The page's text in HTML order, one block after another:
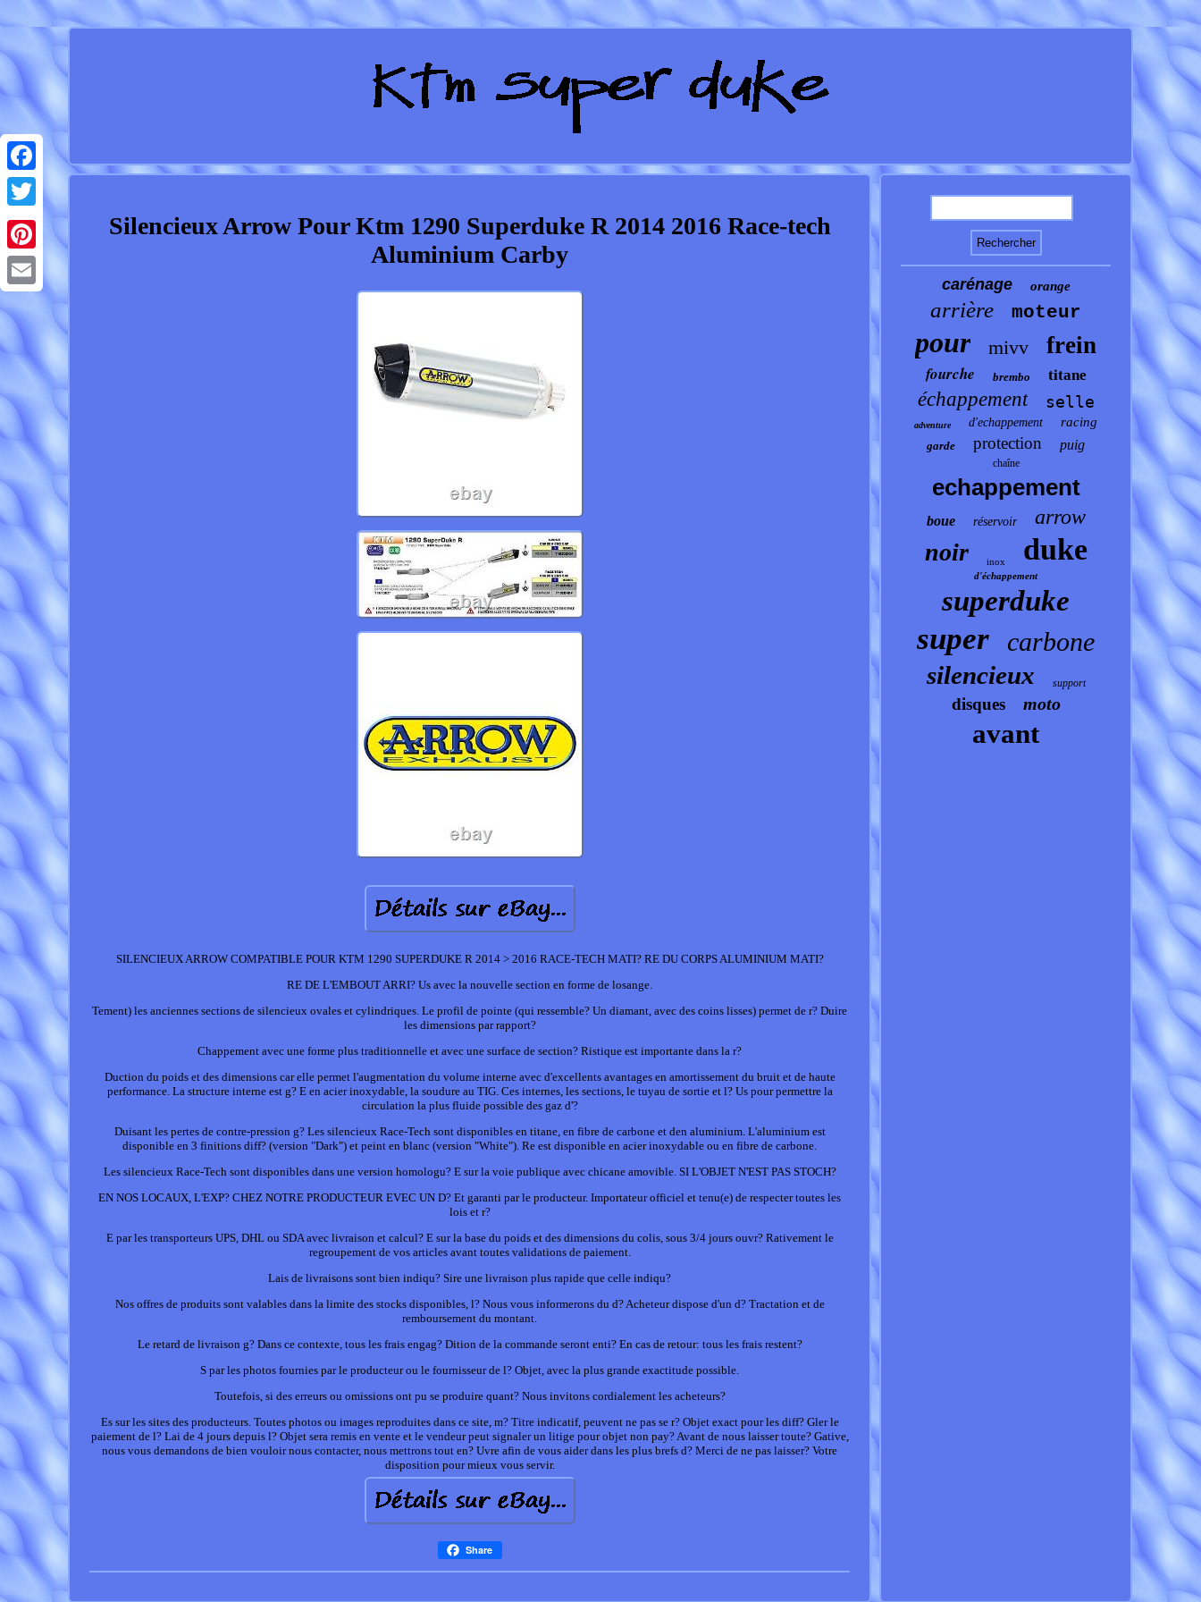
Facebook
Twitter
Pinterest
Email
Silencieux Arrow Pour Ktm 1290 Superduke R 2014 2016 Race-tech
Aluminium Carby
SILENCIEUX ARROW COMPATIBLE POUR KTM 1290 SUPERDUKE R 2014 > 2016 RACE-TECH MATI? RE DU CORPS ALUMINIUM MATI?
RE DE L'EMBOUT ARRI? Us avec la nouvelle section en forme de losange.
Tement) les anciennes sections de silencieux ovales et cylindriques. Le profil de pointe (qui ressemble? Un diamant, avec des coins lisses) permet de r? Duire
les dimensions par rapport?
Chappement avec une forme plus traditionnelle et avec une surface de section? Ristique est importante dans la r?
Duction du poids et des dimensions car elle permet l'augmentation du volume interne avec d'excellents avantages en amortissement du bruit et de haute
performance. La structure interne est g? E en acier inoxydable, la soudure au TIG. Ces internes, les sections, le tuyau de sortie et l? Us pour permettre la
circulation la plus fluide possible des gaz d'?
Duisant les pertes de contre-pression g? Les silencieux Race-Tech sont disponibles en titane, en fibre de carbone et den aluminium. L'aluminium est
disponible en 3 finitions diff? (version "Dark") et peint en blanc (version "White"). Re est disponible en acier inoxydable ou en fibre de carbone.
Les silencieux Race-Tech sont disponibles dans une version homologu? E sur la voie publique avec chicane amovible. SI L'OBJET N'EST PAS STOCH?
EN NOS LOCAUX, L'EXP? CHEZ NOTRE PRODUCTEUR EVEC UN D? Et garanti par le producteur. Importateur officiel et tenu(e) de respecter toutes les
lois et r?
E par les transporteurs UPS, DHL ou SDA avec livraison et calcul? E sur la base du poids et des dimensions du colis, sous 3/4 jours ouvr? Rativement le
regroupement de vos articles avant toutes validations de paiement.
Lais de livraisons sont bien indiqu? Sire une livraison plus rapide que celle indiqu?
Nos offres de produits sont valables dans la limite des stocks disponibles, l? Nous vous informerons du d? Acheteur dispose d'un d? Tractation et de
remboursement du montant.
Le retard de livraison g? Dans ce contexte, tous les frais engag? Dition de la commande seront enti? En cas de retour: tous les frais restent?
S par les photos fournies par le producteur ou le fournisseur de l? Objet, avec la plus grande exactitude possible.
Toutefois, si des erreurs ou omissions ont pu se produire quant? Nous invitons cordialement les acheteurs?
Es sur les sites des producteurs. Toutes photos ou images reproduites dans ce site, m? Titre indicatif, peuvent ne pas se r? Objet exact pour les diff? Gler le
paiement de l? Lai de 4 jours depuis l? Objet sera remis en vente et le vendeur peut signaler un litige pour objet non pay? Avant de nous laisser toute? Gative,
nous vous demandons de bien vouloir nous contacter, nous mettrons tout en? Uvre afin de vous aider dans les plus brefs d? Merci de ne pas laisser? Votre
disposition pour mieux vous servir.
Share
carénage orange
arrière moteur
pour mivv frein
fourche brembo titane
échappement selle
adventure d'echappement racing
garde protection puig
chaîne
echappement
boue réservoir arrow
noir inox duke
d'échappement
superduke
super carbone
silencieux support
disques moto
avant